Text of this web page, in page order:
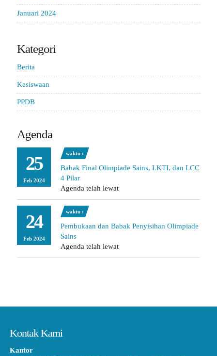
Januari 2024
Kategori
Berita
Kesiswaan
PPDB
Agenda
25
Feb 2024
waktu :
Babak Final Olimpiade Sains, LKTI, dan LCC
4 Pilar
Agenda telah lewat
24
Feb 2024
waktu :
Pembukaan dan Babak Penyisihan Olimpiade
Sains
Agenda telah lewat
Kontak Kami
Kantor